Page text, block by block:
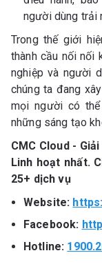
người dùng trải
Trong thế giới
thành cầu nối nối
nghiệp và người
chúng ta đang
mọi người có
những sáng tạo
CMC Cloud -
Linh hoạt nhất.
25+ dịch vụ
Website:
Facebook:
Hotline: